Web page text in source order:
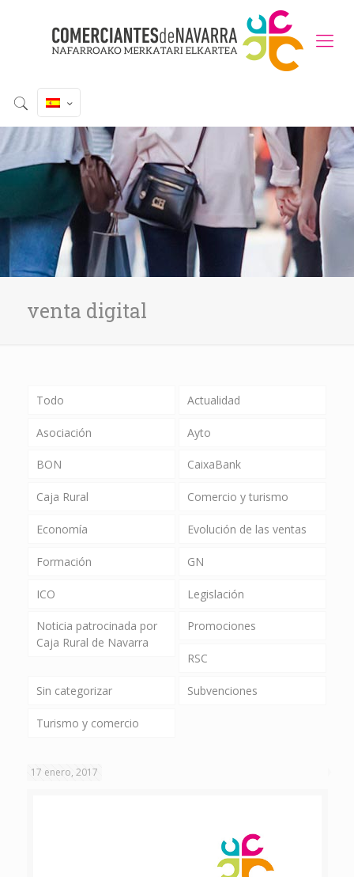
venta digital
Todo Actualidad
Asociación Ayto
BON CaixaBank
Caja Rural Comercio y turismo
Economía Evolución de las ventas
Formación GN
ICO Legislación
Noticia patrocinada por
Caja Rural de Navarra
Promociones
RSC
Sin categorizar Subvenciones
Turismo y comercio
17 enero, 2017